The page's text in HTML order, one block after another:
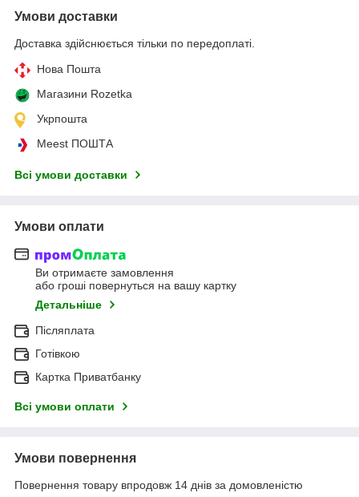
Умови доставки
Доставка здійснюється тільки по передоплаті.
Нова Пошта
Магазини Rozetka
Укрпошта
Meest ПОШТА
Всі умови доставки
Умови оплати
Ви отримаєте замовлення
або гроші повернуться на вашу картку
Детальніше
Післяплата
Готівкою
Картка Приватбанку
Всі умови оплати
Умови повернення
Повернення товару впродовж 14 днів за домовленістю